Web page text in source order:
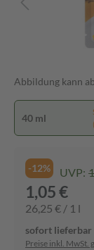
Abbildung kann
40 ml
-12% UVP:
1,05 €
26,25 € / 1 l
sofort lieferbar
Preise inkl. MwSt.